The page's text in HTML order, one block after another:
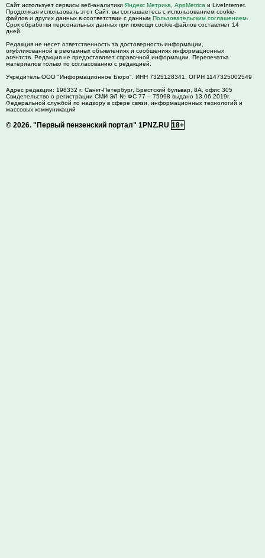
Сайт использует сервисы веб-аналитики Яндекс Метрика AppMetrica и LiveInternet.
Продолжая использовать этот Сайт, вы соглашаетесь с использованием cookie-
файлов и других данных в соответствии с данным Пользовательским соглашением
Срок обработки персональных данных при помощи cookie-файлов составляет 14
дней.
Редакция не несет ответственность за достоверность информации,
опубликованной в рекламных объявлениях и сообщениях информационных
агентств. Редакция не предоставляет справочной информации. Перепечатка
материалов только по согласованию с редакцией.
Учредитель ООО "Информационное Бюро". ИНН 7325128341, ОГРН 1147325002549
Адрес редакции: 198332 г. Санкт-Петербург, Брестский бульвар, 8А, офис 305
Свидетельство о регистрации СМИ ЭЛ № ФС 77 – 75998 выдано 13.06.2019г.
Федеральной службой по надзору в сфере связи, информационных технологий и
массовых коммуникаций
© 2026. "Первый пензенский портал" 1PNZ.RU 18+